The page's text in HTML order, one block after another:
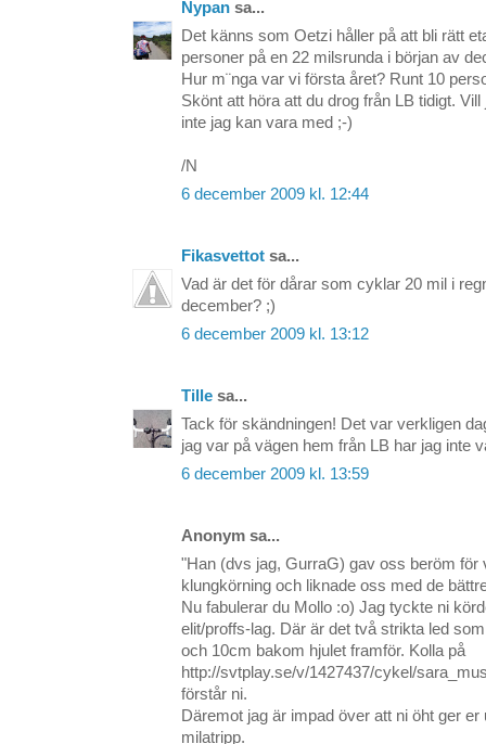
Nypan sa...
Det känns som Oetzi håller på att bli rätt
personer på en 22 milsrunda i början av
Hur m¨nga var vi första året? Runt 10
Skönt att höra att du drog från LB tidigt.
inte jag kan vara med ;-)
/N
6 december 2009 kl. 12:44
Fikasvettot sa...
Vad är det för dårar som cyklar 20 mil i
december? ;)
6 december 2009 kl. 13:12
Tille sa...
Tack för skändningen! Det var verkligen
jag var på vägen hem från LB har jag inte
6 december 2009 kl. 13:59
Anonym sa...
"Han (dvs jag, GurraG) gav oss beröm för
klungkörning och liknade oss med de
Nu fabulerar du Mollo :o) Jag tyckte ni
elit/proffs-lag. Där är det två strikta led
och 10cm bakom hjulet framför. Kolla på
http://svtplay.se/v/1427437/cykel/
förstår ni.
Däremot jag är impad över att ni öht ger
milatripp.